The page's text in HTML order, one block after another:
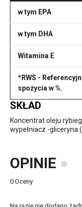
w tym EPA
w tym DHA
Witamina E
*RWS -
spożycia w %.
SKŁAD
Koncentrat oleju
wypełniacz -gliceryna
OPINIE
0 Oceny